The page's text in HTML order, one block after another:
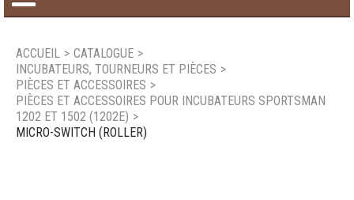
Catalogue de produit
Produits saisonniers
ACCUEIL > CATALOGUE >
INCUBATEURS, TOURNEURS ET PIÈCES >
PIÈCES ET ACCESSOIRES >
PIÈCES ET ACCESSOIRES POUR INCUBATEURS SPORTSMAN
1202 ET 1502 (1202E) >
MICRO-SWITCH (ROLLER)